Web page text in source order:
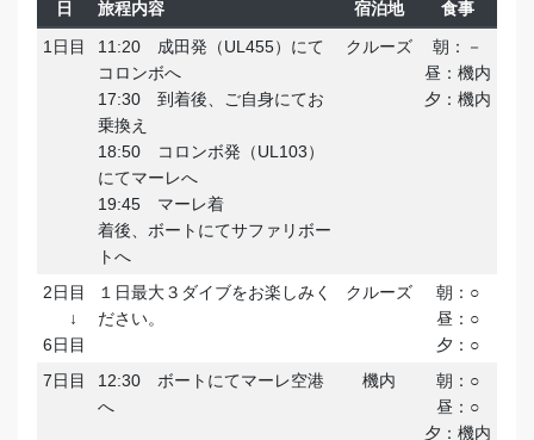
日 旅程内容 宿泊地
食事
1日目
11:20 成田発（UL455）にて
コロンボへ
17:30 到着後、ご自身にてお
乗換え
18:50 コロンボ発（UL103）
にてマーレへ
19:45 マーレ着
着後、ボートにてサファリボー
トへ
クルーズ
朝：－
昼：機内
夕：機内
2日目
↓
6日目
１日最大３ダイブをお楽しみく
ださい。
クルーズ
朝：○
昼：○
夕：○
7日目
12:30 ボートにてマーレ空港
へ
機内
朝：○
昼：○
夕：機内